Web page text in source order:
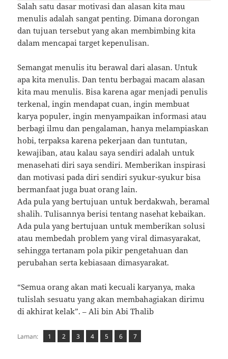
Salah satu dasar motivasi dan alasan kita mau
menulis adalah sangat penting. Dimana dorongan
dan tujuan tersebut yang akan membimbing kita
dalam mencapai target kepenulisan.
Semangat menulis itu berawal dari alasan. Untuk
apa kita menulis. Dan tentu berbagai macam alasan
kita mau menulis. Bisa karena agar menjadi penulis
terkenal, ingin mendapat cuan, ingin membuat
karya populer, ingin menyampaikan informasi atau
berbagi ilmu dan pengalaman, hanya melampiaskan
hobi, terpaksa karena pekerjaan dan tuntutan,
kewajiban, atau kalau saya sendiri adalah untuk
menasehati diri saya sendiri. Memberikan inspirasi
dan motivasi pada diri sendiri syukur-syukur bisa
bermanfaat juga buat orang lain.
Ada pula yang bertujuan untuk berdakwah, beramal
shalih. Tulisannya berisi tentang nasehat kebaikan.
Ada pula yang bertujuan untuk memberikan solusi
atau membedah problem yang viral dimasyarakat,
sehingga tertanam pola pikir pengetahuan dan
perubahan serta kebiasaan dimasyarakat.
“Semua orang akan mati kecuali karyanya, maka
tulislah sesuatu yang akan membahagiakan dirimu
di akhirat kelak”. – Ali bin Abi Thalib
Laman: Laman
1 ,
Laman
2 ,
Laman
3 ,
Laman
4 ,
Laman
5 ,
Laman
6 ,
Laman
7